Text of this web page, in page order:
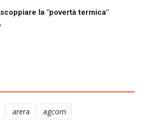
la "povertà termica"
arera agcom